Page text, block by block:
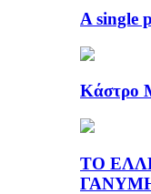
A single
Κάστρο
ΤΟ